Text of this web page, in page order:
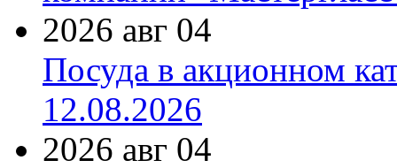
2026 авг 04
Посуда в акционном
12.08.2026
2026 авг 04